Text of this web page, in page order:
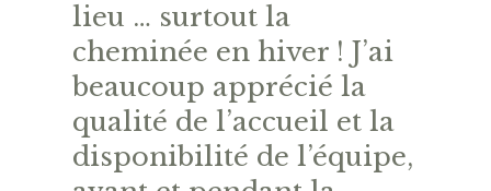
lieu … surtout la
cheminée en hiver ! J’ai
beaucoup apprécié la
qualité de l’accueil et la
disponibilité de l’équipe,